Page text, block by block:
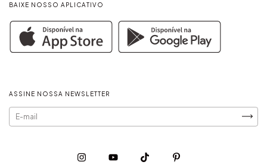
BAIXE NOSSO APLICATIVO
ASSINE NOSSA NEWSLETTER